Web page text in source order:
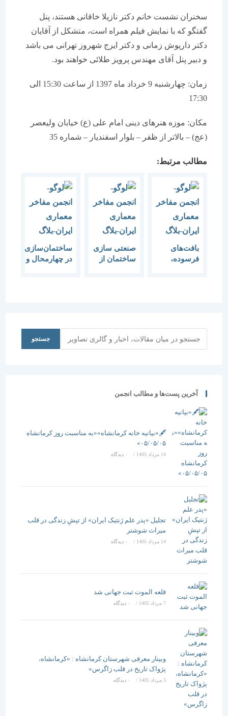
سخنران نشست خانم دکتر نازیلا خاقانی هستند، پنل
گفتگو که با نمایش فیلم همراه است، متشکل از آقایان
دکتر داریوش زمانی و دکتر ایرج شهروز تهرانی می باشد
و دبیر پنل آقای مهندس پرویز طلائی خواهند بود.
زمان: چهارشنبه 9 خرداد ماه 1397 از ساعت 15:30 الی
مکان: موزه هنرهای دینی امام علی (ع) خیابان ولیعصر
(عج) – بالاتر از ظفر – بلوار اسفندیار – شماره 35
مطالب مرتبط:
بافت‌های
فرسوده،
صنعتی سازی
ساختمان از
ساختمان‌سازی
در چهارمحال و
جستجو
آخرین پست‌ها و مطالب انجمن
🖋️«بیانیه خانه کرمانشاه»«به مناسبت روز کرمانشاه
۰۵/۰۵/۰۵»
/ ۰ دیدگاه
تجلیل «پدر علم ژنتیک ایران» از تپشِ زندگی در قلب
میراث شوشتر
14 مرداد 1405 / ۰ دیدگاه
قلعه الموت ثبت جهانی شد
/ ۰ دیدگاه
وبینار معرفی شهرستان کرمانشاه : «کرمانشاه،
پژواک تاریخ در قلب زاگرس»
5 مرداد 1405 / ۰ دیدگاه